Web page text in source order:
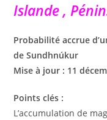
Islande ,
Probabilité accrue
de Sundhnúkur
Mise à jour : 11
Points clés :
L’accumulation de